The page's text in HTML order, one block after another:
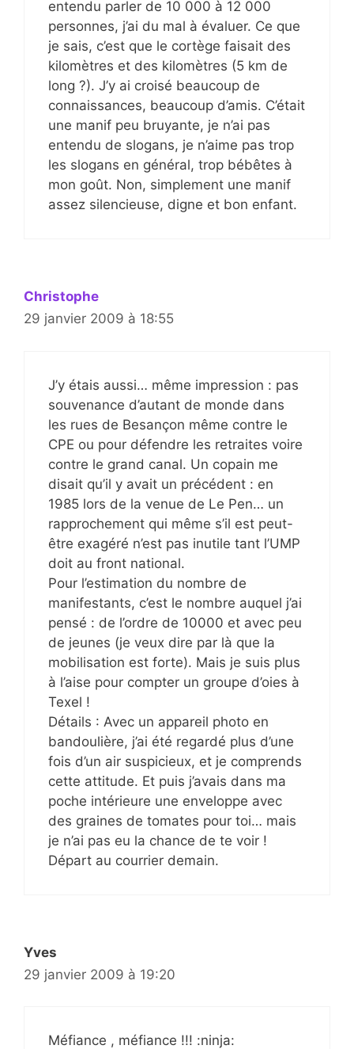
entendu parler de 10 000 à 12 000
personnes, j’ai du mal à évaluer. Ce que
je sais, c’est que le cortège faisait des
kilomètres et des kilomètres (5 km de
long ?). J’y ai croisé beaucoup de
connaissances, beaucoup d’amis. C’était
une manif peu bruyante, je n’ai pas
entendu de slogans, je n’aime pas trop
les slogans en général, trop bébêtes à
mon goût. Non, simplement une manif
assez silencieuse, digne et bon enfant.
Christophe
29 janvier 2009 à 18:55
J’y étais aussi… même impression : pas
souvenance d’autant de monde dans
les rues de Besançon même contre le
CPE ou pour défendre les retraites voire
contre le grand canal. Un copain me
disait qu’il y avait un précédent : en
1985 lors de la venue de Le Pen… un
rapprochement qui même s’il est peut-
être exagéré n’est pas inutile tant l’UMP
doit au front national.
Pour l’estimation du nombre de
manifestants, c’est le nombre auquel j’ai
pensé : de l’ordre de 10000 et avec peu
de jeunes (je veux dire par là que la
mobilisation est forte). Mais je suis plus
à l’aise pour compter un groupe d’oies à
Texel !
Détails : Avec un appareil photo en
bandoulière, j’ai été regardé plus d’une
fois d’un air suspicieux, et je comprends
cette attitude. Et puis j’avais dans ma
poche intérieure une enveloppe avec
des graines de tomates pour toi… mais
je n’ai pas eu la chance de te voir !
Départ au courrier demain.
Yves
29 janvier 2009 à 19:20
Méfiance , méfiance !!! :ninja: